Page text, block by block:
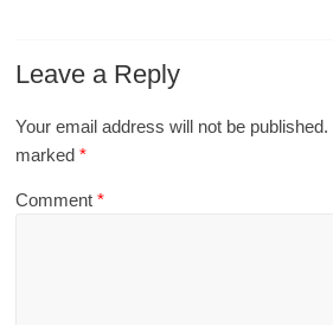
Leave a Reply
Your email address will not be published.
marked*
Comment*